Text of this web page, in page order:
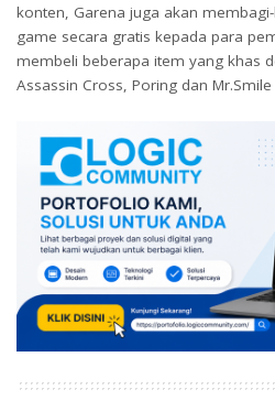
konten, Garena juga akan
game secara gratis kepada para
membeli beberapa item yang khas
Assassin Cross, Poring dan Mr.Smile